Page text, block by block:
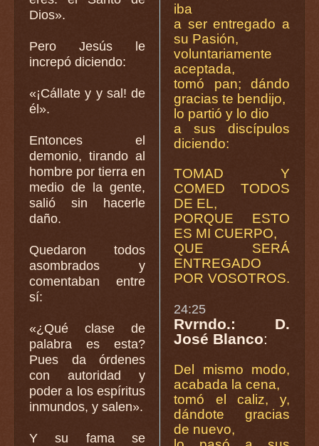
Dios».
Pero Jesús le
increpó diciendo:
«¡Cállate y y sal! de
él».
Entonces el
demonio, tirando al
hombre por tierra en
medio de la gente,
salió sin hacerle
daño.
Quedaron todos
asombrados y
comentaban entre
sí:
«¿Qué clase de
palabra es esta?
Pues da órdenes
con autoridad y
poder a los espíritus
inmundos, y salen».
Y su fama se
iba
a ser entregado a
su Pasión,
voluntariamente
aceptada,
tomó pan; dándo
gracias te bendijo,
lo partió y lo dio
a sus discípulos
diciendo:
TOMAD Y
COMED TODOS
DE EL,
PORQUE ESTO
ES MI CUERPO,
QUE SERÁ
ENTREGADO
POR VOSOTROS.
24:25
Rvrndo.: D.
José Blanco:
Del mismo modo,
acabada la cena,
tomó el caliz, y,
dándote gracias
de nuevo,